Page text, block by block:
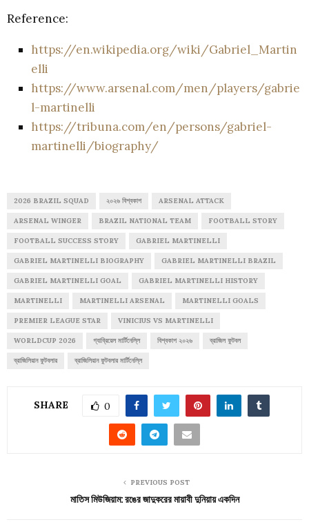
Reference:
https://en.wikipedia.org/wiki/Gabriel_Martin
elli
https://www.arsenal.com/men/players/gabrie
l-martinelli
https://tribuna.com/en/persons/gabriel-
martinelli/biography/
2026 BRAZIL SQUAD ২০২৬ বিশ্বকাপ ARSENAL ATTACK
ARSENAL WINGER BRAZIL NATIONAL TEAM FOOTBALL STORY
FOOTBALL SUCCESS STORY GABRIEL MARTINELLI
GABRIEL MARTINELLI BIOGRAPHY GABRIEL MARTINELLI BRAZIL
GABRIEL MARTINELLI GOAL GABRIEL MARTINELLI HISTORY
MARTINELLI MARTINELLI ARSENAL MARTINELLI GOALS
PREMIER LEAGUE STAR VINICIUS VS MARTINELLI
WORLDCUP 2026 গ্যাব্রিয়েল মার্টিনেল্লি বিশ্বকাপ ২০২৬ ব্রাজিল ফুটবল
ব্রাজিলিয়ান ফুটবলার ব্রাজিলিয়ান ফুটবলার মার্টিনেল্লি
SHARE 0
PREVIOUS POST
মাতিস মিউজিয়াম: রঙের জাদুকরের মায়াবী দুনিয়ায় একদিন